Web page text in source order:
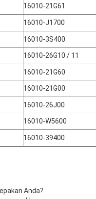
16010-21G61
16010-J1700
16010-3S400
16010-26G10 / 11
16010-21G60
16010-21G00
16010-26J00
16010-W5600
16010-39400
Anda?